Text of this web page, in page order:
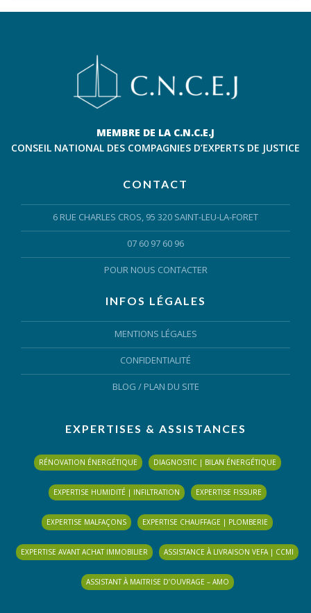
MEMBRE DE LA C.N.C.E.J
CONSEIL NATIONAL DES COMPAGNIES D’EXPERTS DE JUSTICE
CONTACT
6 RUE CHARLES CROS, 95 320 SAINT-LEU-LA-FORET
07 60 97 60 96
POUR NOUS CONTACTER
INFOS LÉGALES
MENTIONS LÉGALES
CONFIDENTIALITÉ
BLOG / PLAN DU SITE
EXPERTISES & ASSISTANCES
RÉNOVATION ÉNERGÉTIQUE DIAGNOSTIC | BILAN ÉNERGÉTIQUE
EXPERTISE HUMIDITÉ | INFILTRATION EXPERTISE FISSURE
EXPERTISE MALFAÇONS EXPERTISE CHAUFFAGE | PLOMBERIE
EXPERTISE AVANT ACHAT IMMOBILIER ASSISTANCE À LIVRAISON VEFA | CCMI
ASSISTANT À MAITRISE D’OUVRAGE – AMO